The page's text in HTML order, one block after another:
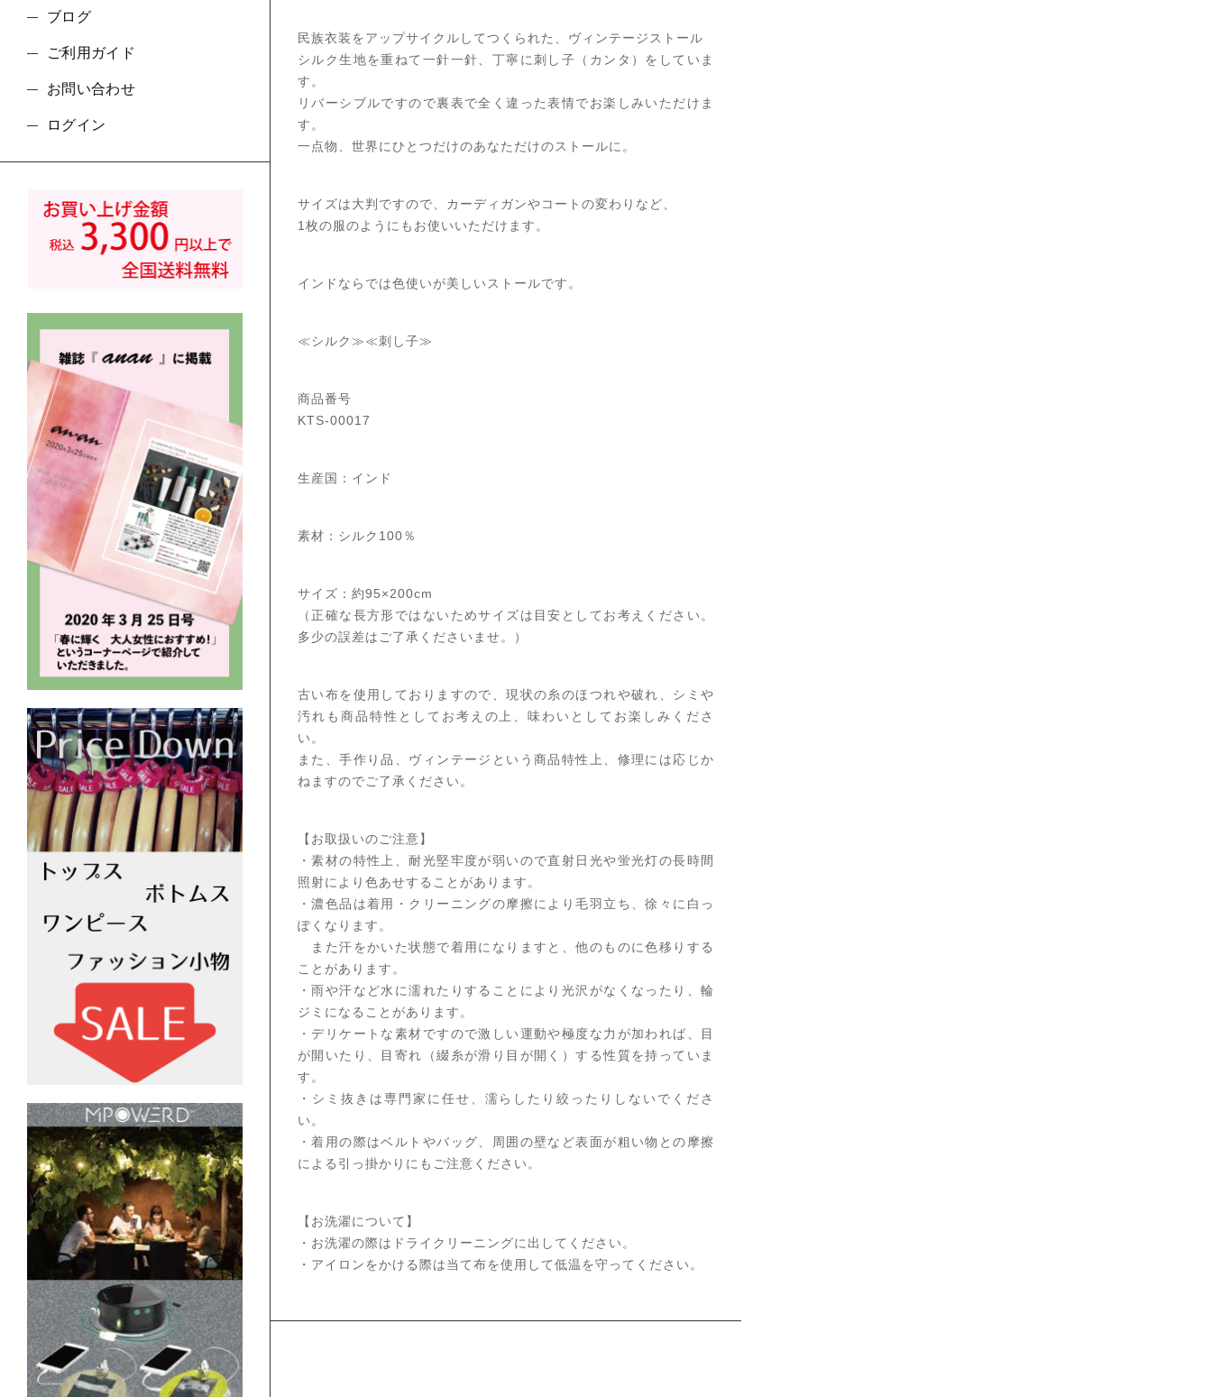
民族衣装をアップサイクルしてつくられた、ヴィンテージストール
シルク生地を重ねて一針一針、丁寧に刺し子（カンタ）をしていま
す。
リバーシブルですので裏表で全く違った表情でお楽しみいただけま
す。
一点物、世界にひとつだけのあなただけのストールに。
サイズは大判ですので、カーディガンやコートの変わりなど、
1枚の服のようにもお使いいただけます。
インドならでは色使いが美しいストールです。
≪シルク≫≪刺し子≫
商品番号
KTS-00017
生産国：インド
素材：シルク100％
サイズ：約95×200cm
（正確な長方形ではないためサイズは目安としてお考えください。
多少の誤差はご了承くださいませ。）
古い布を使用しておりますので、現状の糸のほつれや破れ、シミや
汚れも商品特性としてお考えの上、味わいとしてお楽しみくださ
い。
また、手作り品、ヴィンテージという商品特性上、修理には応じか
ねますのでご了承ください。
【お取扱いのご注意】
・素材の特性上、耐光堅牢度が弱いので直射日光や蛍光灯の長時間
照射により色あせすることがあります。
・濃色品は着用・クリーニングの摩擦により毛羽立ち、徐々に白っ
ぽくなります。
また汗をかいた状態で着用になりますと、他のものに色移りする
ことがあります。
・雨や汗など水に濡れたりすることにより光沢がなくなったり、輪
ジミになることがあります。
・デリケートな素材ですので激しい運動や極度な力が加われば、目
が開いたり、目寄れ（綴糸が滑り目が開く）する性質を持っていま
す。
・シミ抜きは専門家に任せ、濡らしたり絞ったりしないでくださ
い。
・着用の際はベルトやバッグ、周囲の壁など表面が粗い物との摩擦
による引っ掛かりにもご注意ください。
【お洗濯について】
・お洗濯の際はドライクリーニングに出してください。
・アイロンをかける際は当て布を使用して低温を守ってください。
ブログ
ご利用ガイド
お問い合わせ
ログイン